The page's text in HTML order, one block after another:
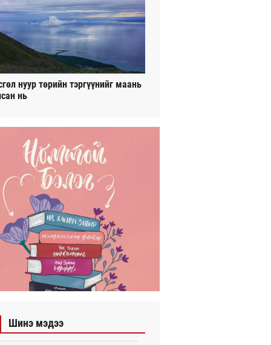
нуур төрийн тэргүүнийг маань
нь
Шинэ мэдээ